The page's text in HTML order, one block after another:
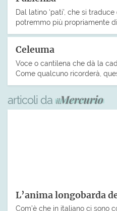
Dal latino ‘pati’, che si
potremmo più propriamente
Celeuma
Voce o cantilena che dà la
Come qualcuno ricorderà,
articoli da
L’anima longobarda
Com’è che in italiano ci sono